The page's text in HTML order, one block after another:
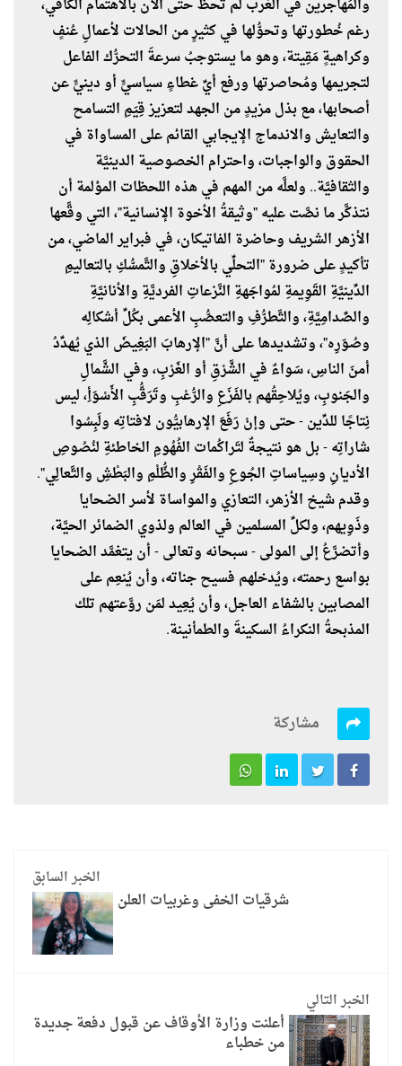
والمُهاجرين في الغرب لم تحظَ حتى الآن بالاهتمام الكافي،
رغم خُطورتها وتحوُّلها في كثيرٍ من الحالات لأعمالِ عُنفٍ
وكراهيةٍ مَقِيتة، وهو ما يستوجبُ سرعةَ التحرُّك الفاعل
لتجريمها ومُحاصرتها ورفع أيِّ غطاءٍ سياسيٍّ أو دينيٍّ عن
أصحابها، مع بذل مزيدٍ من الجهد لتعزيز قِيَمِ التسامح
والتعايش والاندماج الإيجابي القائم على المساواة في
الحقوق والواجبات، واحترام الخصوصية الدينيَّة
والثقافيَّة.. ولعلَّه من المهم في هذه اللحظات المؤلمة أن
نتذكَّر ما نصَّت عليه "وثيقةُ الأخوة الإنسانية"، التي وقَّعها
الأزهر الشريف وحاضرة الفاتيكان، في فبراير الماضي، من
تأكيدٍ على ضرورة "التحلِّي بالأخلاقِ والتَّمسُّكِ بالتعاليمِ
الدِّينيَّةِ القَوِيمةِ لمُواجَهةِ النَّزعاتِ الفرديَّةِ والأنانيَّةِ
والصِّدامِيَّةِ، والتَّطرُّفِ والتعصُّبِ الأعمى بكُلِّ أشكالِه
وصُوَرِه"، وتشديدها على أنَّ "الإرهابَ البَغِيضَ الذي يُهدِّدُ
أمنَ الناسِ، سَواءٌ في الشَّرْقِ أو الغَرْبِ، وفي الشَّمالِ
والجَنوبِ، ويُلاحِقُهم بالفَزَعِ والرُّعْبِ وتَرَقُّبِ الأَسْوَأِ، ليس
نِتاجًا للدِّين - حتى وإنْ رَفَعَ الإرهابيُّون لافتاتِه ولَبِسُوا
شاراتِه - بل هو نتيجةٌ لتَراكُمات الفُهُومِ الخاطئةِ لنُصُوصِ
الأديانِ وسِياساتِ الجُوعِ والفَقْرِ والظُّلْمِ والبَطْشِ والتَّعالِي".
وقدم شيخ الأزهر، التعازي والمواساة لأسر الضحايا
وذَوِيهم، ولكلِّ المسلمين في العالم ولذوي الضمائر الحيَّة،
وأتضرَّعُ إلى المولى - سبحانه وتعالى - أن يتغمَّد الضحايا
بواسع رحمته، ويُدخلهم فسيح جناته، وأن يُنعِم على
المصابين بالشفاء العاجل، وأن يُعِيد لمَن روَّعتهم تلك
المذبحةُ النكراءُ السكينةَ والطمأنينة.
مشاركة
الخبر السابق
شرقيات الخفى وغربيات العلن
الخبر التالي
أعلنت وزارة الأوقاف عن قبول دفعة جديدة
من خطباء